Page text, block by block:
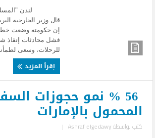
لندن "المسلة
قال وزير الخارجية
إن حكومته وضعت
فشل محادثات إنقاذ
للرحلات، وسعى
إقرأ المزيد
56 % نمو حجوزات
المحمول بالإمارات
كتب بواسطةAshraf elgedawy
|